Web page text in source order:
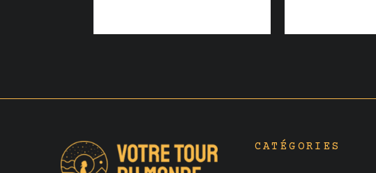
CATÉGORIES